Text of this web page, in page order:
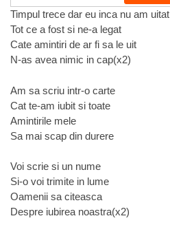
Timpul trece dar eu inca nu am uitat
Tot ce a fost si ne-a legat
Cate amintiri de ar fi sa le uit
N-as avea nimic in cap(x2)
Am sa scriu intr-o carte
Cat te-am iubit si toate
Amintirile mele
Sa mai scap din durere
Voi scrie si un nume
Si-o voi trimite in lume
Oamenii sa citeasca
Despre iubirea noastra(x2)